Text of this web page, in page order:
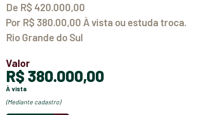
De R$ 420.000,00
Por R$ 380.00,00 À vista ou estuda troca.
Rio Grande do Sul
Valor
R$ 380.000,00
à vista
(mediante cadastro)